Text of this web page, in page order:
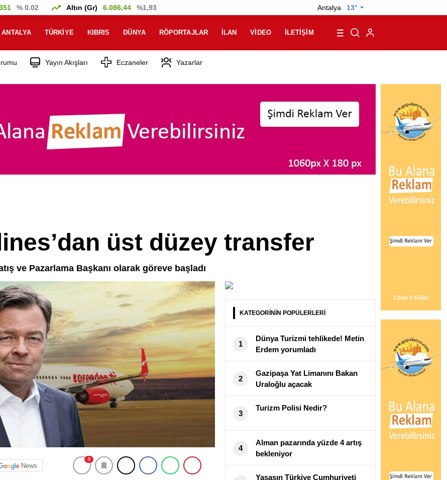
% 0.02 Altın (Gr) 6.086,44 %1,93 Antalya 13°
ANTALYA TÜRKIYE KIBRIS DÜNYA RÖPORTAJLAR İLAN VIDEO İLETIŞIM
Yayın Akışları Eczaneler Yazarlar
üst düzey transfer
ve Pazarlama Başkanı olarak göreve başladı
News
0
KATEGORİNİN POPÜLERLERİ
1
Dünya Turizmi tehlikede! Metin
Erdem yorumladı
2
Gazipaşa Yat Limanını Bakan
Uraloğlu açacak
3
Turizm Polisi Nedir?
4
Alman pazarında yüzde 4 artış
bekleniyor
Yaşasın Türkiye Cumhuriyeti